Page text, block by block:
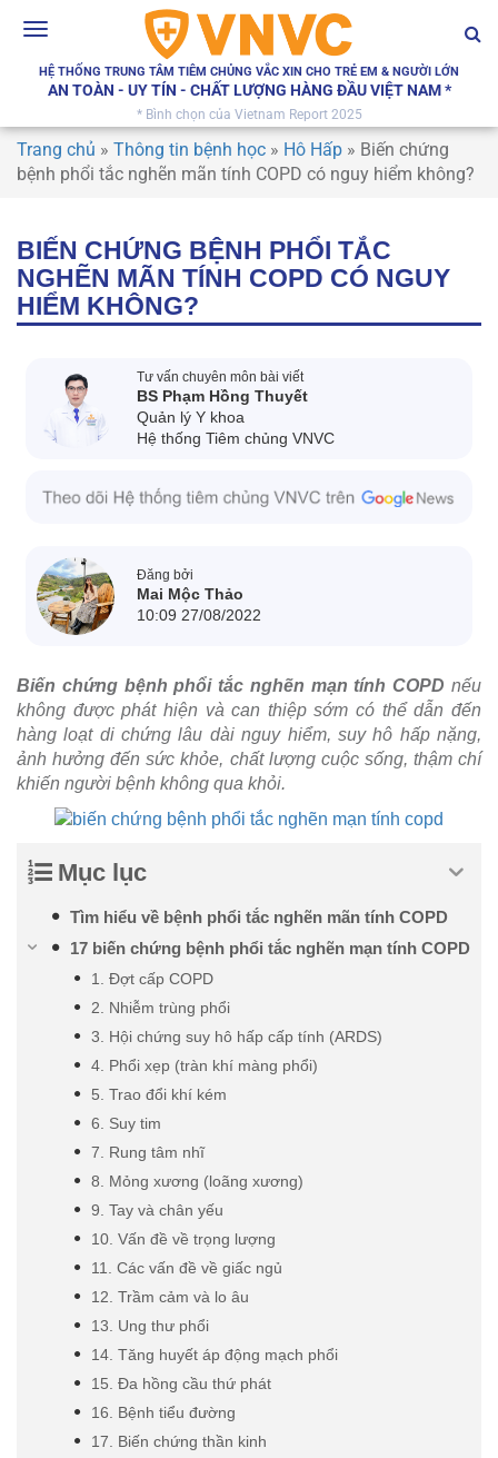
Toggle
HỆ THỐNG TRUNG TÂM TIÊM CHỦNG VẮC XIN CHO TRẺ EM & NGƯỜI LỚN
AN TOÀN - UY TÍN - CHẤT LƯỢNG HÀNG ĐẦU VIỆT NAM *
* Bình chọn của Vietnam Report 2025
Trang chủ » Thông tin bệnh học » Hô Hấp » Biến chứng
bệnh phổi tắc nghẽn mãn tính COPD có nguy hiểm không?
BIẾN CHỨNG BỆNH PHỔI TẮC
NGHẼN MÃN TÍNH COPD CÓ NGUY
HIỂM KHÔNG?
Tư vấn chuyên môn bài viết
BS Phạm Hồng Thuyết
Quản lý Y khoa
Hệ thống Tiêm chủng VNVC
Đăng bởi
Mai Mộc Thảo
10:09 27/08/2022
Biến chứng bệnh phổi tắc nghẽn mạn tính COPD nếu
không được phát hiện và can thiệp sớm có thể dẫn đến
hàng loạt di chứng lâu dài nguy hiểm, suy hô hấp nặng,
ảnh hưởng đến sức khỏe, chất lượng cuộc sống, thậm chí
khiến người bệnh không qua khỏi.
Mục lục
Tìm hiểu về bệnh phổi tắc nghẽn mãn tính COPD
17 biến chứng bệnh phổi tắc nghẽn mạn tính COPD
1. Đợt cấp COPD
2. Nhiễm trùng phổi
3. Hội chứng suy hô hấp cấp tính (ARDS)
4. Phổi xẹp (tràn khí màng phổi)
5. Trao đổi khí kém
6. Suy tim
7. Rung tâm nhĩ
8. Mỏng xương (loãng xương)
9. Tay và chân yếu
10. Vấn đề về trọng lượng
11. Các vấn đề về giấc ngủ
12. Trầm cảm và lo âu
13. Ung thư phổi
14. Tăng huyết áp động mạch phổi
15. Đa hồng cầu thứ phát
16. Bệnh tiểu đường
17. Biến chứng thần kinh